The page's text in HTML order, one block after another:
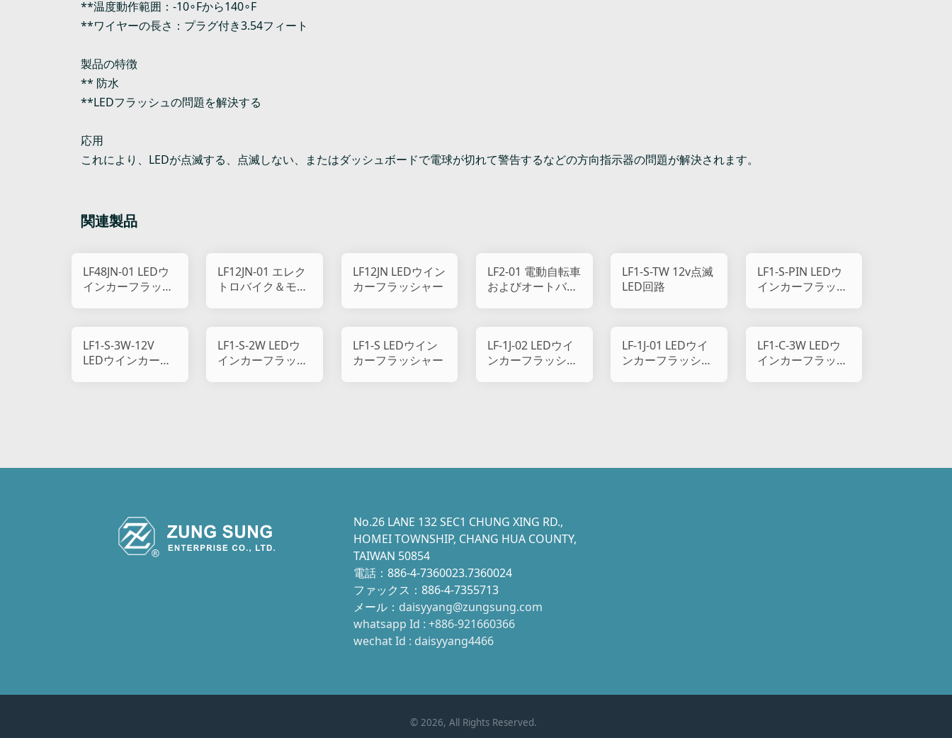
**温度動作範囲：-10∘Fから140∘F
**ワイヤーの長さ：プラグ付き3.54フィート
製品の特徴
** 防水
**LEDフラッシュの問題を解決する
応用
これにより、LEDが点滅する、点滅しない、またはダッシュボードで電球が切れて警告するなどの方向指示器の問題が解決されます。
関連製品
LF48JN-01 LEDウ
インカーフラッシ
LF12JN-01 エレク
トロバイク＆モー
LF12JN LEDウイン
カーフラッシャー
LF2-01 電動自転車
およびオートバイ
LF1-S-TW 12v点滅
LED回路
LF1-S-PIN LEDウ
インカーフラッシ
LF1-S-3W-12V
LEDウインカーフ
LF1-S-2W LEDウ
インカーフラッシ
LF1-S LEDウイン
カーフラッシャー
LF-1J-02 LEDウイ
ンカーフラッシャ
LF-1J-01 LEDウイ
ンカーフラッシャ
LF1-C-3W LEDウ
インカーフラッシ
No.26 LANE 132 SEC1 CHUNG XING RD.,
HOMEI TOWNSHIP, CHANG HUA COUNTY,
TAIWAN 50854
電話：886-4-7360023.7360024
ファックス：886-4-7355713
メール： daisyyang@zungsung.com
whatsapp Id : +886-921660366
wechat Id : daisyyang4466
© 2026, All Rights Reserved.